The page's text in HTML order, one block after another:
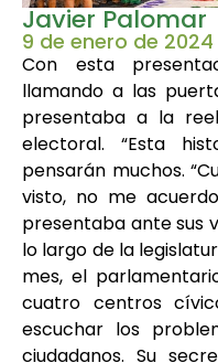
Javier Palomar
9 de enero de 2024
Con esta
llamando a las
presentaba a la
electoral. “Esta
pensarán muchos.
visto, no me
presentaba ante sus
lo largo de la
mes, el
cuatro centros
escuchar los
ciudadanos. Su